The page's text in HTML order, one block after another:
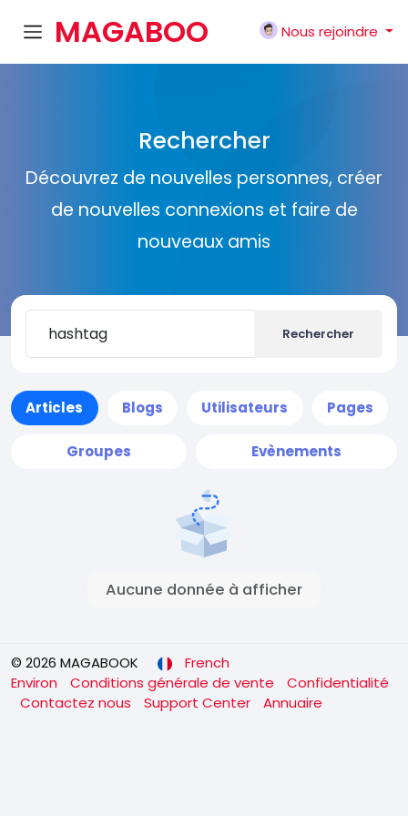
MAGABOO
Nous rejoindre
Rechercher
Découvrez de nouvelles personnes, créer
de nouvelles connexions et faire de
nouveaux amis
Rechercher
Articles Blogs Utilisateurs Pages
Groupes Evènements
Aucune donnée à afficher
© 2026 MAGABOOK
French
Environ
Conditions générale de vente
Confidentialité
Contactez nous
Support Center Annuaire